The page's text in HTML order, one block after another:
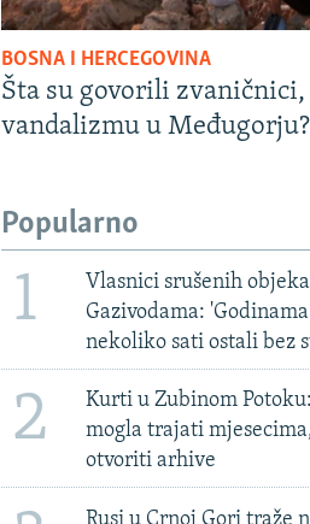
BOSNA I HERCEGOVINA
Šta su govorili zvaničnici,
vandalizmu u Međugorju?
Popularno
1
Vlasnici srušenih
Gazivodama:
nekoliko sati ostali bez
2
Kurti u Zubinom
mogla trajati
otvoriti arhive